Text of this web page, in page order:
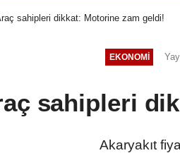
sahipleri dikkat: Motorine zam geldi!
EKONOMI
sahipleri
Akaryakıt